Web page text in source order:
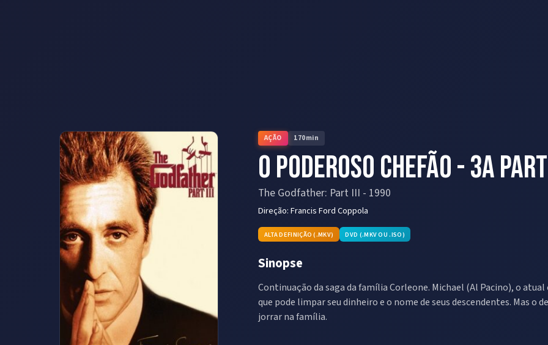
AÇÃO 170min
O Poderoso Chefão - 3a
The Godfather: Part III - 1990
Direção:Francis Ford Coppola
ALTA DEFINIÇÃO (.MKV) DVD (.MKV OU .ISO)
Sinopse
Continuação da saga da família Corleone. Michael (Al Pacino), o
que pode limpar seu dinheiro e o nome de seus descendentes. Mas
jorrar na família.